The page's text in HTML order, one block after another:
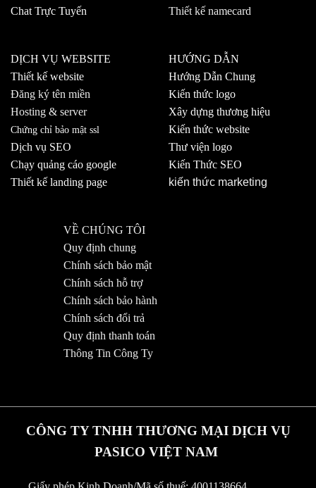
Chat Trực Tuyến
Thiết kế namecard
DỊCH VỤ WEBSITE
Thiết kế website
Đăng ký tên miền
Hosting & server
Chứng chỉ bảo mật ssl
Dịch vụ SEO
Chạy quảng cáo google
Thiết kế landing page
HƯỚNG DẪN
Hướng Dẫn Chung
Kiến thức logo
Xây dựng thương hiệu
Kiến thức website
Thư viện logo
Kiến Thức SEO
kiến thức marketing
VỀ CHÚNG TÔI
Quy định chung
Chính sách bảo mật
Chính sách hỗ trợ
Chính sách bảo hành
Chính sách đổi trả
Quy định thanh toán
Thông Tin Công Ty
CÔNG TY TNHH THƯƠNG MẠI DỊCH VỤ
PASICO VIỆT NAM